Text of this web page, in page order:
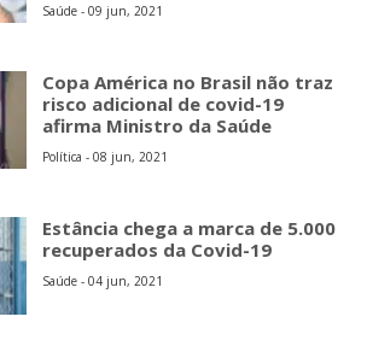
Saúde - 09 jun, 2021
Copa América no Brasil não traz
risco adicional de covid-19
afirma Ministro da Saúde
Política - 08 jun, 2021
Estância chega a marca de 5.000
recuperados da Covid-19
Saúde - 04 jun, 2021